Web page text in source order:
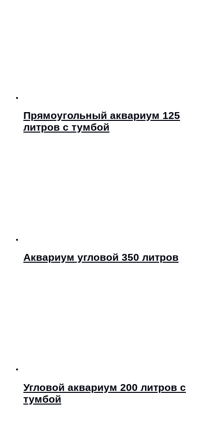
Прямоугольный аквариум 125
литров с тумбой
Аквариум угловой 350 литров
Угловой аквариум 200 литров с
тумбой